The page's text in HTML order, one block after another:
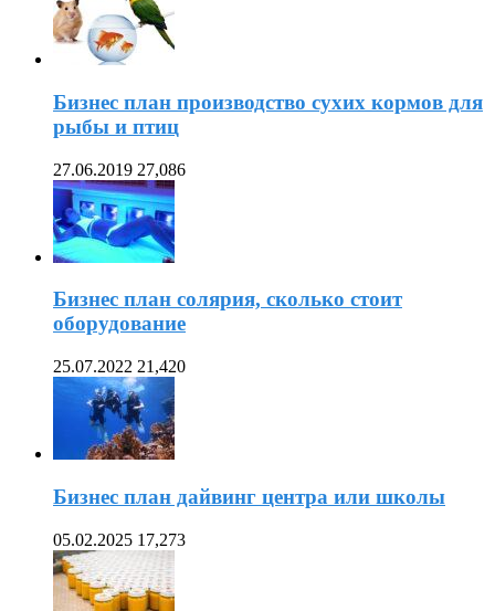
Бизнес план производство сухих кормов для
рыбы и птиц
27.06.2019 27,086
Бизнес план солярия, сколько стоит
оборудование
25.07.2022 21,420
Бизнес план дайвинг центра или школы
05.02.2025 17,273